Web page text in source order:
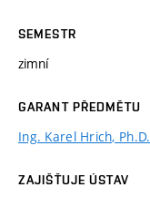
SEMESTR
zimní
GARANT PŘEDMĚTU
Ing. Karel Hrich, Ph.D.
ZAJIŠŤUJE ÚSTAV